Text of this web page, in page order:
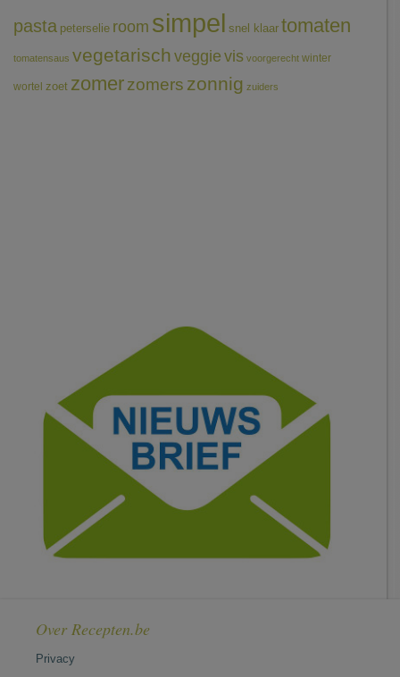
pasta peterselie room simpel snel klaar tomaten
tomatensaus vegetarischveggie vis voorgerecht winter
wortel zoet zomerzomers zonnig zuiders
Over Recepten.be
Privacy